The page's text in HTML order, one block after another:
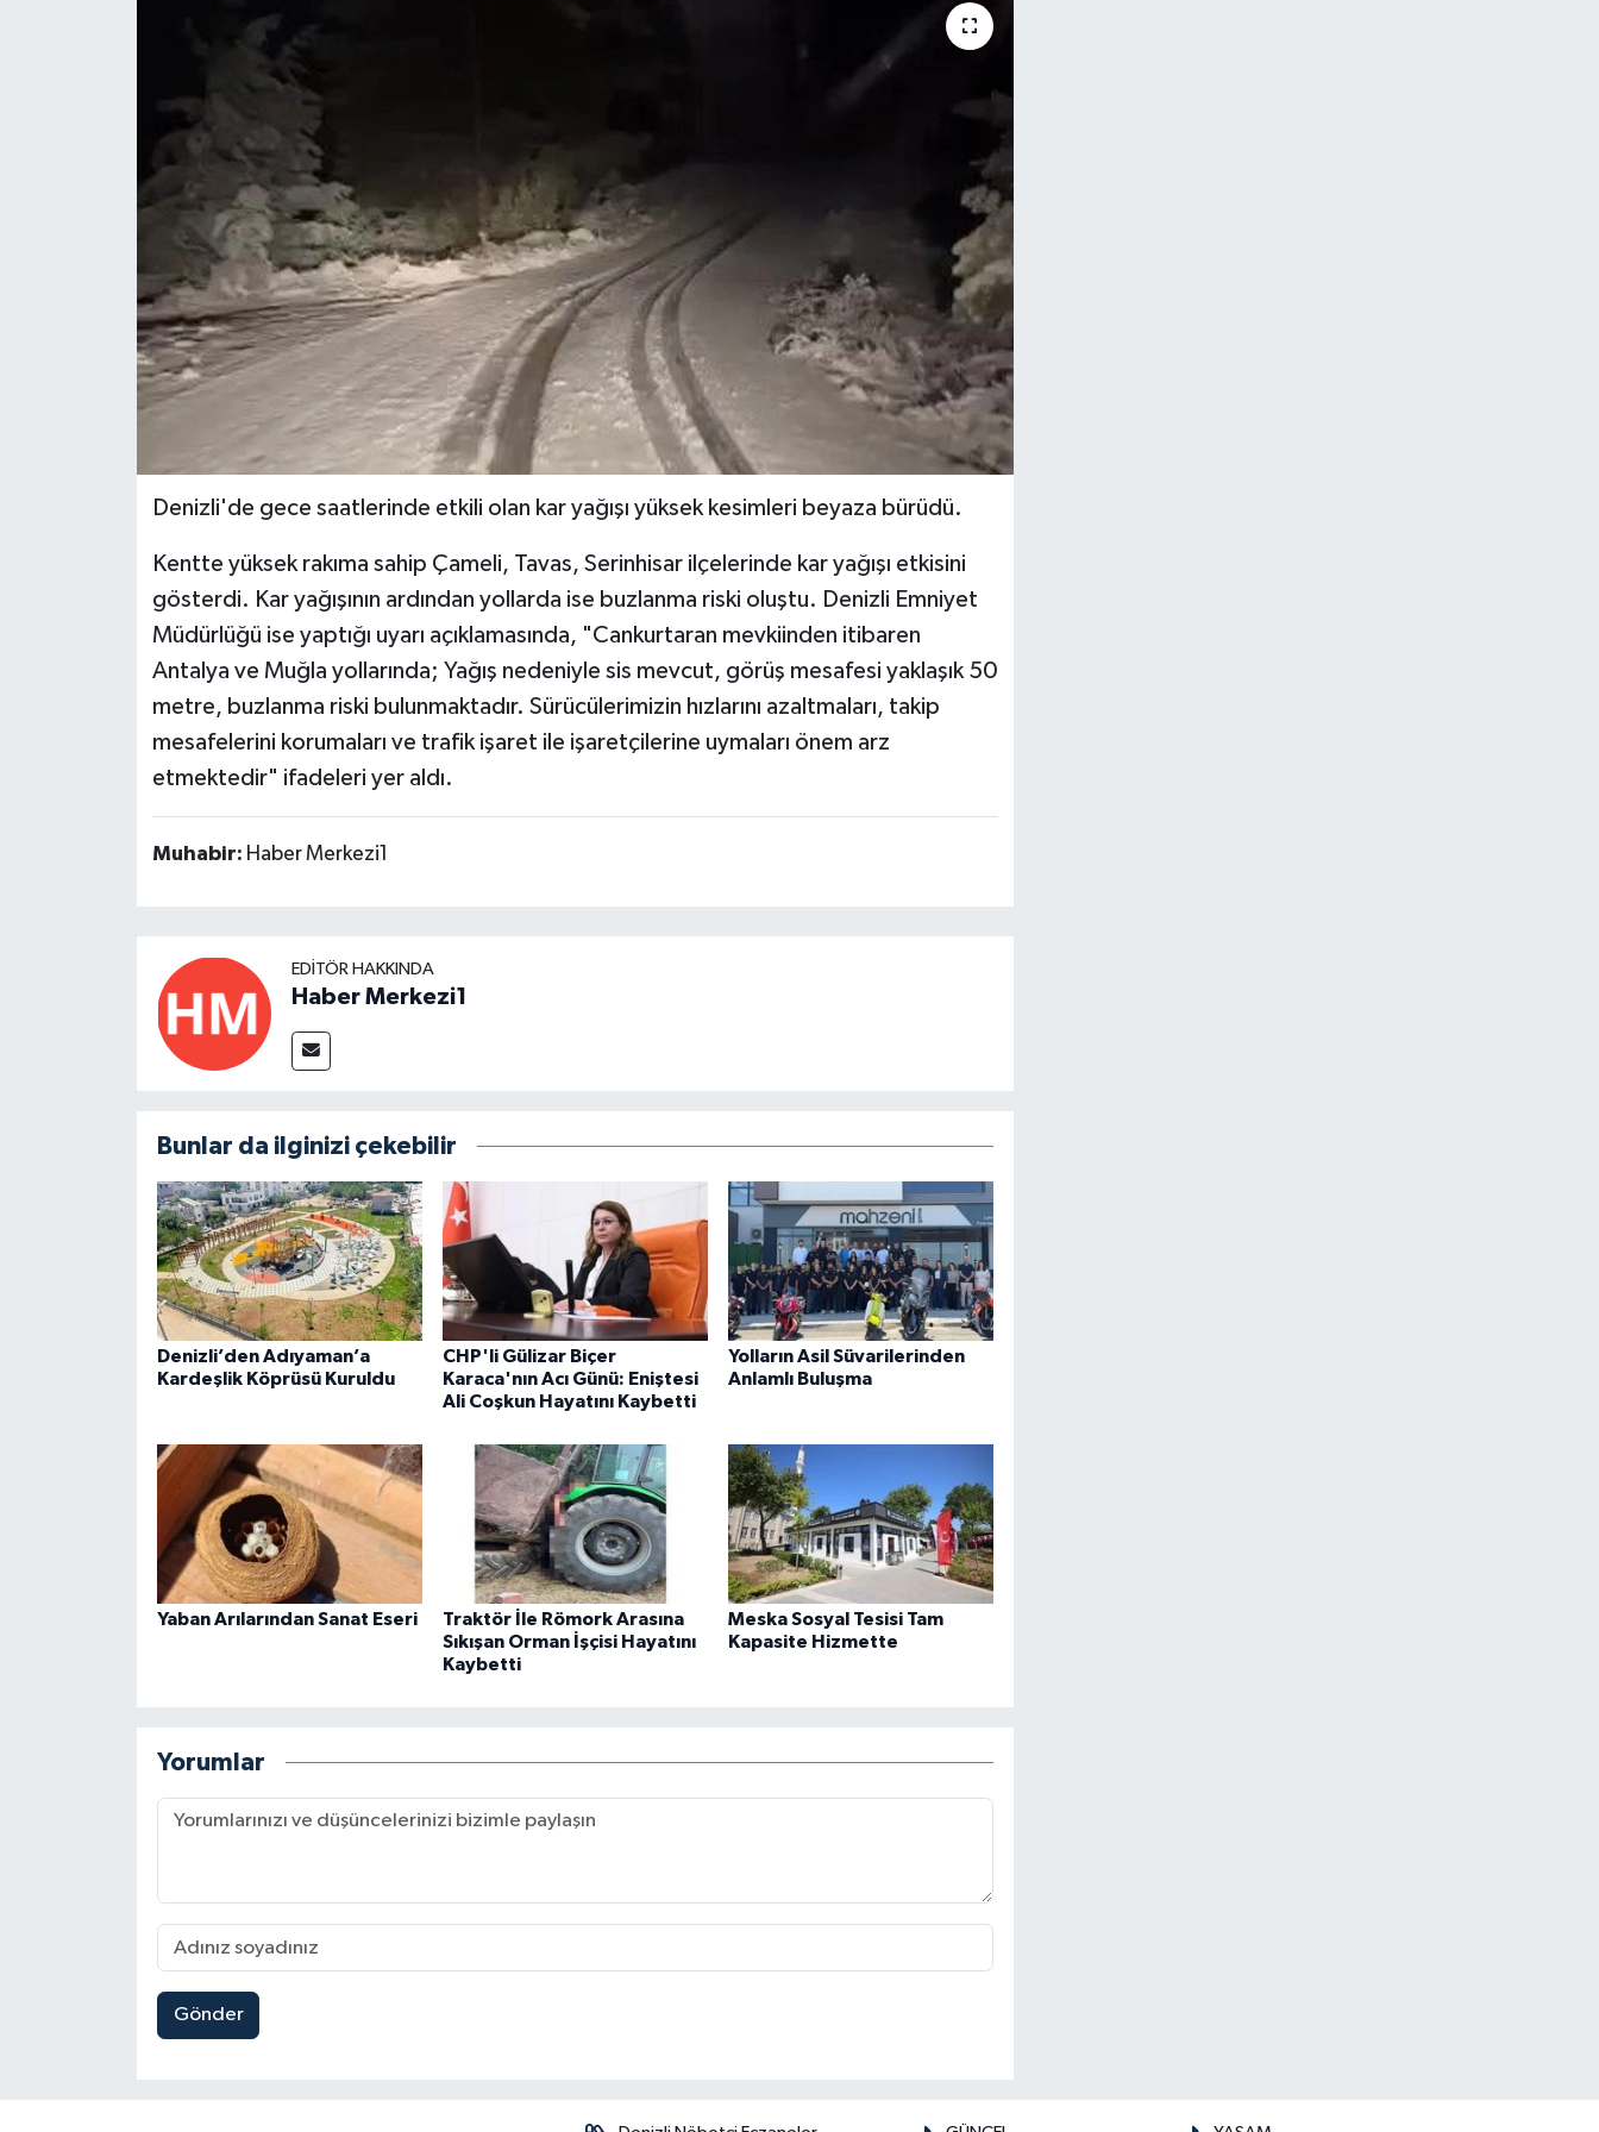
Denizli'de gece saatlerinde etkili olan kar yağışı yüksek kesimleri beyaza bürüdü.
Kentte yüksek rakıma sahip Çameli, Tavas, Serinhisar ilçelerinde kar yağışı etkisini
gösterdi. Kar yağışının ardından yollarda ise buzlanma riski oluştu. Denizli Emniyet
Müdürlüğü ise yaptığı uyarı açıklamasında, "Cankurtaran mevkiinden itibaren
Antalya ve Muğla yollarında; Yağış nedeniyle sis mevcut, görüş mesafesi yaklaşık 50
metre, buzlanma riski bulunmaktadır. Sürücülerimizin hızlarını azaltmaları, takip
mesafelerini korumaları ve trafik işaret ile işaretçilerine uymaları önem arz
etmektedir" ifadeleri yer aldı.
Muhabir: Haber Merkezi1
EDITÖR HAKKINDA
Haber Merkezi1
Bunlar da ilginizi çekebilir
Denizli’den Adıyaman’a
Kardeşlik Köprüsü Kuruldu
CHP'li Gülizar Biçer
Karaca'nın Acı Günü: Eniştesi
Ali Coşkun Hayatını Kaybetti
Yolların Asil Süvarilerinden
Anlamlı Buluşma
Yaban Arılarından Sanat Eseri
Traktör İle Römork Arasına
Sıkışan Orman İşçisi Hayatını
Kaybetti
Meska Sosyal Tesisi Tam
Kapasite Hizmette
Yorumlar
Gönder
RESMİ REKLAM